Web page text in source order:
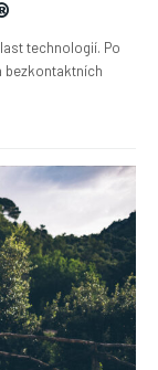
technologií. Po
bezkontaktních